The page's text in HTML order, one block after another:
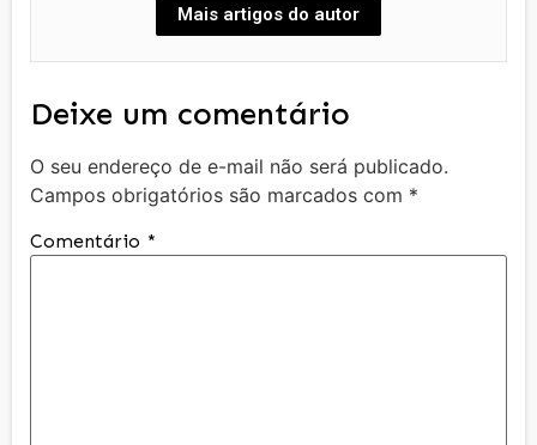
Mais artigos do autor
Deixe um comentário
O seu endereço de e-mail não será publicado.
Campos obrigatórios são marcados com *
Comentário *